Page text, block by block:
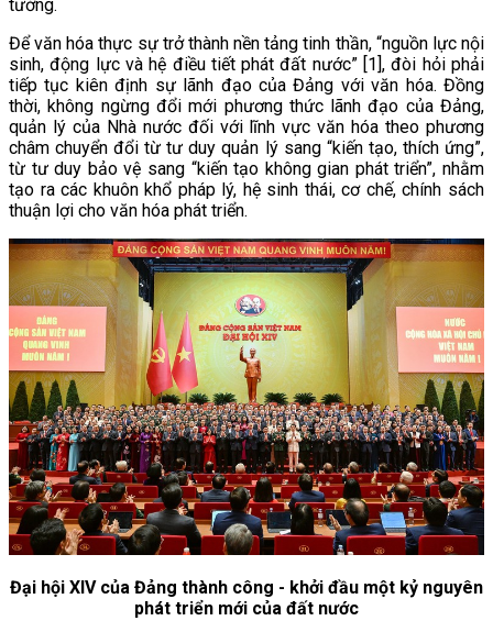
tưởng.
Để văn hóa thực sự trở thành nền tảng tinh thần, “nguồn lực nội
sinh, động lực và hệ điều tiết phát đất nước” [1], đòi hỏi phải
tiếp tục kiên định sự lãnh đạo của Đảng với văn hóa. Đồng
thời, không ngừng đổi mới phương thức lãnh đạo của Đảng,
quản lý của Nhà nước đối với lĩnh vực văn hóa theo phương
châm chuyển đổi từ tư duy quản lý sang “kiến tạo, thích ứng”,
từ tư duy bảo vệ sang “kiến tạo không gian phát triển”, nhằm
tạo ra các khuôn khổ pháp lý, hệ sinh thái, cơ chế, chính sách
thuận lợi cho văn hóa phát triển.
Đại hội XIV của Đảng thành công - khởi đầu một kỷ nguyên
phát triển mới của đất nước